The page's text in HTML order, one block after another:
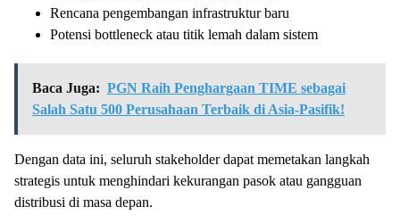
Rencana pengembangan infrastruktur baru
Potensi bottleneck atau titik lemah dalam sistem
Baca Juga: PGN Raih Penghargaan TIME sebagai
Salah Satu 500 Perusahaan Terbaik di Asia-Pasifik!
Dengan data ini, seluruh stakeholder dapat memetakan langkah
strategis untuk menghindari kekurangan pasok atau gangguan
distribusi di masa depan.